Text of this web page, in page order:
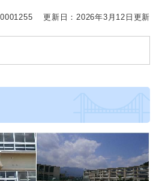
更新日：2026年3月12日更新